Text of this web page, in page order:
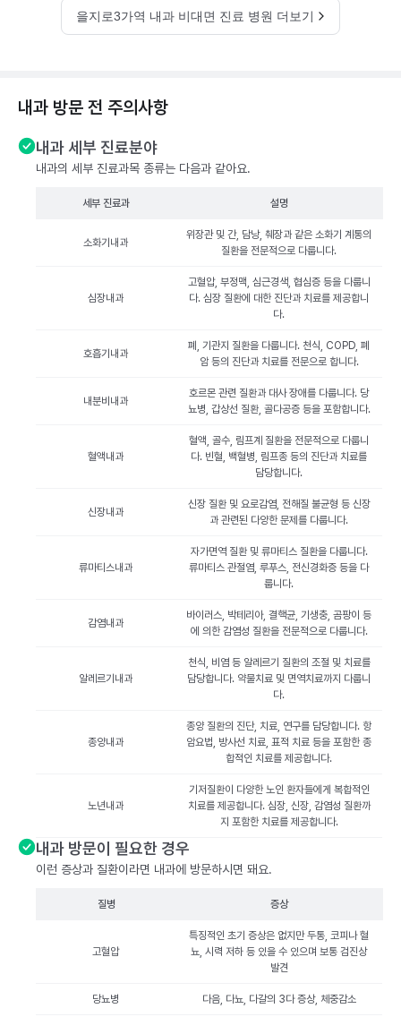
을지로3가역 내과 비대면 진료 병원 더보기
내과 방문 전 주의사항
내과 세부 진료분야
내과의 세부 진료과목 종류는 다음과 같아요.
세부 진료과 설명
소화기내과
위장관 및 간, 담낭, 췌장과 같은 소화기 계통의
질환을 전문적으로 다룹니다.
심장내과
고혈압, 부정맥, 심근경색, 협심증 등을 다룹니
다. 심장 질환에 대한 진단과 치료를 제공합니
다.
호흡기내과
폐, 기관지 질환을 다룹니다. 천식, COPD, 폐
암 등의 진단과 치료를 전문으로 합니다.
내분비내과
호르몬 관련 질환과 대사 장애를 다룹니다. 당
뇨병, 갑상선 질환, 골다공증 등을 포함합니다.
혈액내과
혈액, 골수, 림프계 질환을 전문적으로 다룹니
다. 빈혈, 백혈병, 림프종 등의 진단과 치료를
담당합니다.
신장내과
신장 질환 및 요로감염, 전해질 불균형 등 신장
과 관련된 다양한 문제를 다룹니다.
류마티스내과
자가면역 질환 및 류마티스 질환을 다룹니다.
류마티스 관절염, 루푸스, 전신경화증 등을 다
룹니다.
감염내과
바이러스, 박테리아, 결핵균, 기생충, 곰팡이 등
에 의한 감염성 질환을 전문적으로 다룹니다.
알레르기내과
천식, 비염 등 알레르기 질환의 조절 및 치료를
담당합니다. 약물치료 및 면역치료까지 다룹니
다.
종양내과
종양 질환의 진단, 치료, 연구를 담당합니다. 항
암요법, 방사선 치료, 표적 치료 등을 포함한 종
합적인 치료를 제공합니다.
노년내과
기저질환이 다양한 노인 환자들에게 복합적인
치료를 제공합니다. 심장, 신장, 감염성 질환까
지 포함한 치료를 제공합니다.
내과 방문이 필요한 경우
이런 증상과 질환이라면 내과에 방문하시면 돼요.
질병 증상
고혈압
특징적인 초기 증상은 없지만 두통, 코피나 혈
뇨, 시력 저하 등 있을 수 있으며 보통 검진상
발견
당뇨병 다음, 다뇨, 다갈의 3다 증상, 체중감소